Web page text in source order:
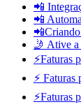
📲
📲
🤳 Ative a
⚡Faturas
⚡
⚡Faturas